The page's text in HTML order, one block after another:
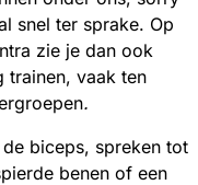
snel ter sprake. Op
zie je dan ook
trainen, vaak ten
.
biceps, spreken tot
benen of een